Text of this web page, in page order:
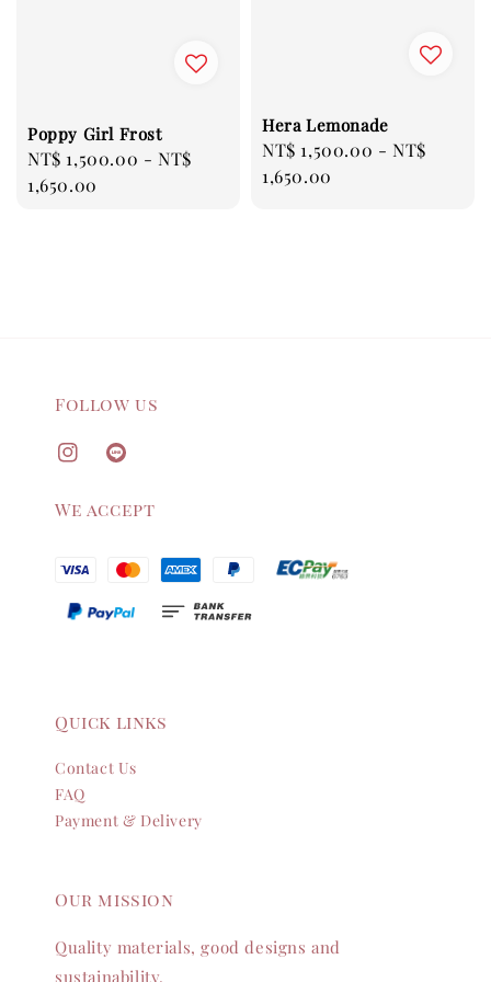
Poppy Girl Frost
Regular
price
NT$ 1,500.00 -NT$
1,650.00
Hera Lemonade
Regular
price
NT$ 1,500.00 -NT$
1,650.00
Follow us
We accept
Quick links
Contact Us
FAQ
Payment & Delivery
Our mission
Quality materials, good designs and
sustainability.